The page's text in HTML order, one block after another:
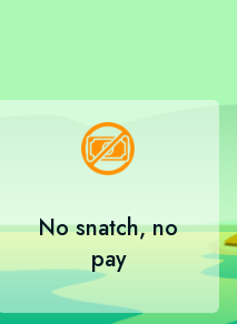
No snatch, no
pay